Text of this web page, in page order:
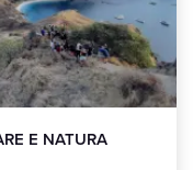
E NATURA